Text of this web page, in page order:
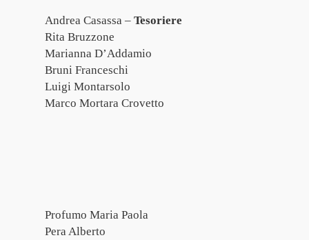
Andrea Casassa –Tesoriere
Rita Bruzzone
Marianna D’Addamio
Bruni Franceschi
Luigi Montarsolo
Marco Mortara Crovetto
Profumo Maria Paola
Pera Alberto